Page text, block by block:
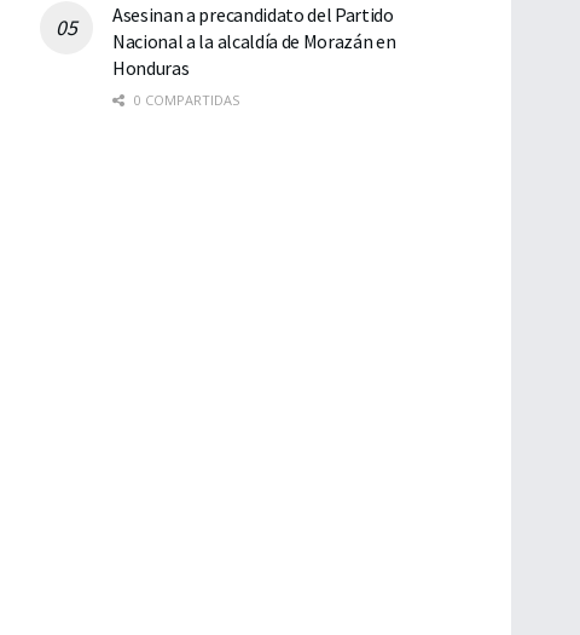
Asesinan a precandidato del Partido
Nacional a la alcaldía de Morazán en
Honduras
0 COMPARTIDAS